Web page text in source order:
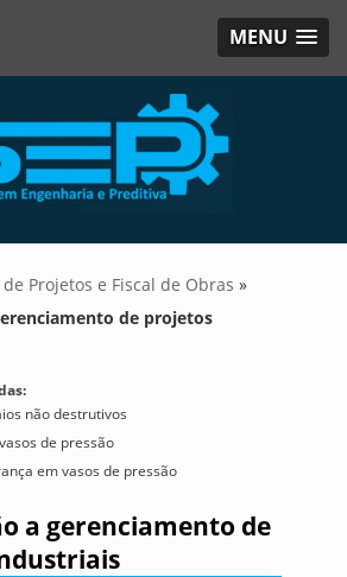
MENU
de Projetos e Fiscal de Obras »
de projetos
não destrutivos
de pressão
em vasos de pressão
a gerenciamento de